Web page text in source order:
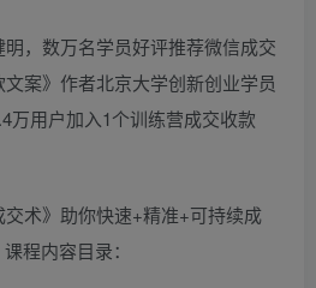
，数万名学员好评推荐微信成交
案》作者北京大学创新创业学员
万用户加入1个训练营成交收款
术》助你快速+精准+可持续成
程内容目录：